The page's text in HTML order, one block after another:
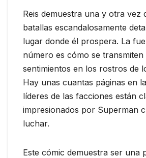
Reis demuestra una y otra vez
batallas escandalosamente
lugar donde él prospera. La
número es cómo se transmiten
sentimientos en los rostros de
Hay unas cuantas páginas en
líderes de las facciones están
impresionados por Superman
luchar.
Este cómic demuestra ser una